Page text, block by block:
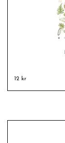
12 kr